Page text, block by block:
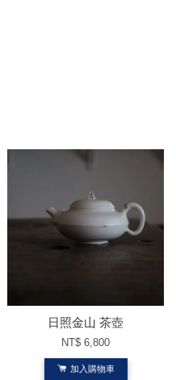
日照金山 茶壺
NT$ 6,800
加入購物車